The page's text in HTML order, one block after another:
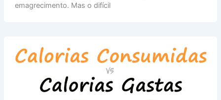
emagrecimento. Mas o difícil